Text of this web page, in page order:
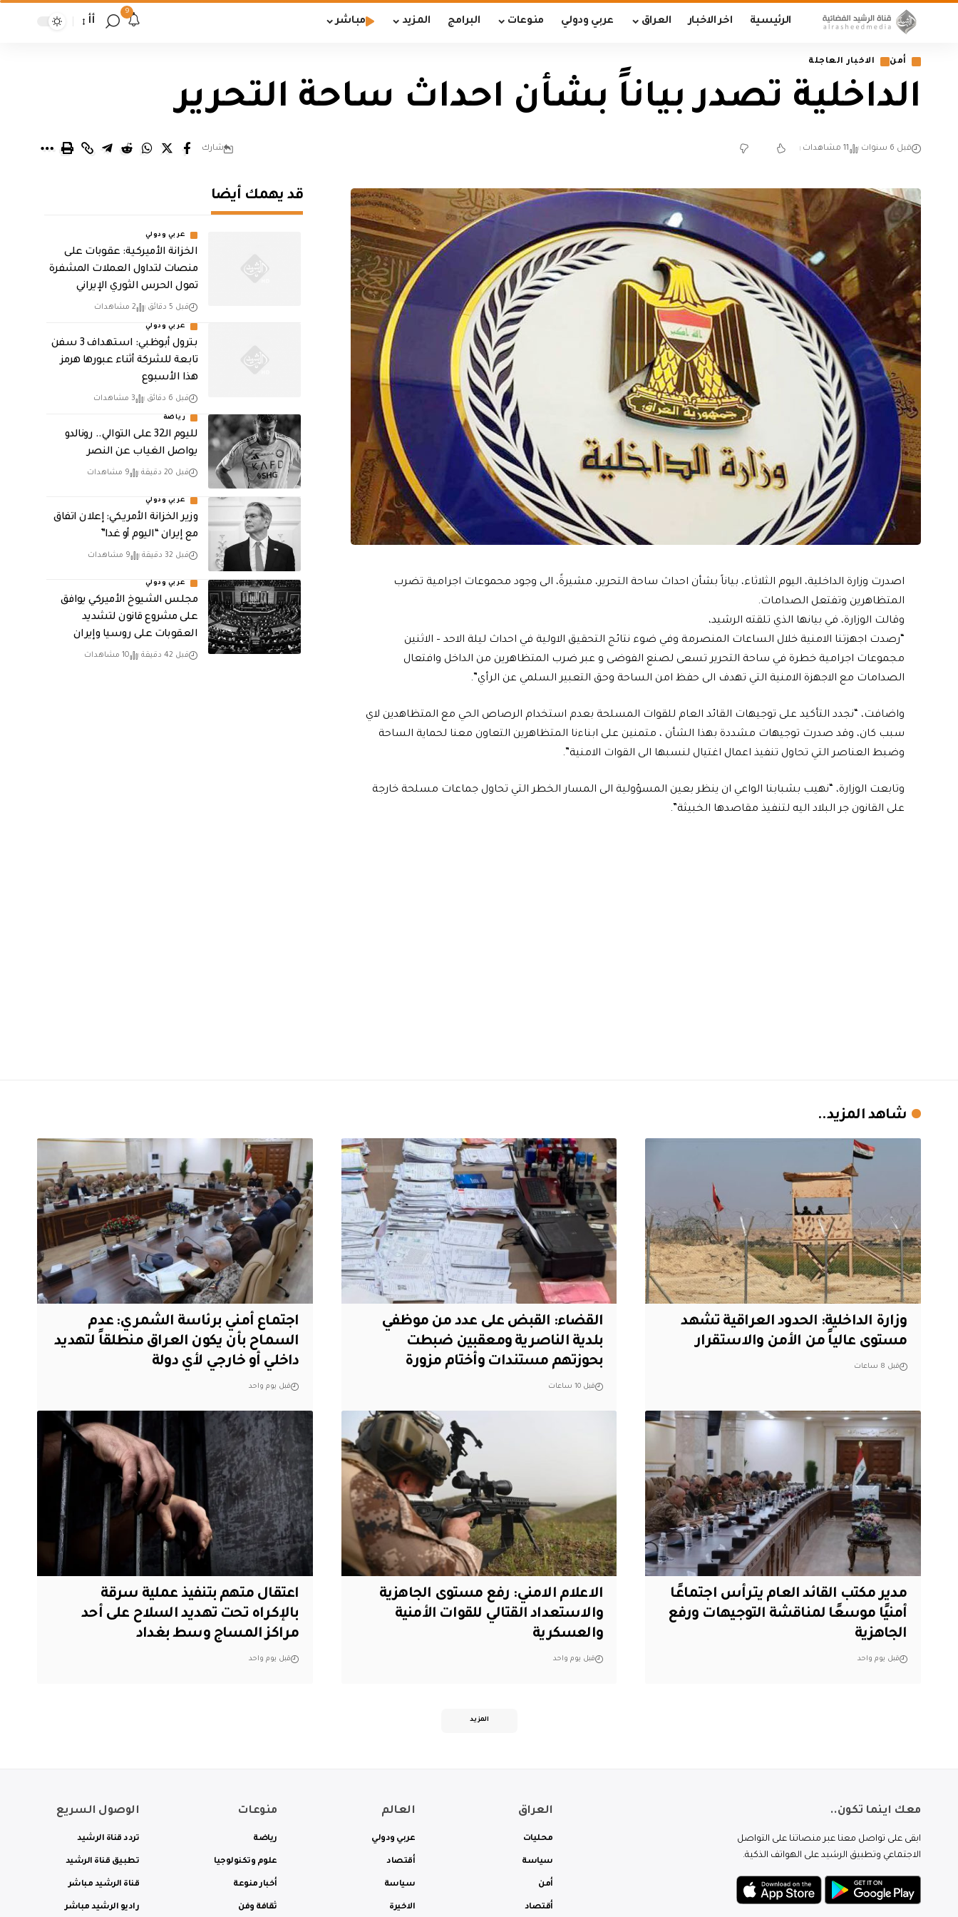
الرئيسية اخر الاخبار العراق عربي ودولي منوعات البرامج المزيد مباشر
9
أأ
أمن الاخبار العاجلة
الداخلية تصدر بياناً بشأن احداث ساحة التحرير
قبل 6 سنوات 11 مشاهدات شارك
اصدرت وزارة الداخلية، اليوم الثلاثاء، بياناً بشأن احداث ساحة التحرير، مشيرةً، الى وجود محموعات اجرامية تضرب
المتظاهرين وتفتعل الصدامات.
وقالت الوزارة، في بيانها الذي تلقته الرشيد،
“رصدت اجهزتنا الامنية خلال الساعات المنصرمة وفي ضوء نتائج التحقيق الاولية في احداث ليلة الاحد – الاثنين
مجموعات اجرامية خطرة في ساحة التحرير تسعى لصنع الفوضى و عبر ضرب المتظاهرين من الداخل وافتعال
الصدامات مع الاجهزة الامنية التي تهدف الى حفظ امن الساحة وحق التعبير السلمي عن الرأي”.
واضافت، “نجدد التأكيد على توجيهات القائد العام للقوات المسلحة بعدم استخدام الرصاص الحي مع المتظاهدين لاي
سبب كان، وقد صدرت توجيهات مشددة بهذا الشأن ، متمنين على ابناءنا المتظاهرين التعاون معنا لحماية الساحة
وضبط العناصر التي تحاول تنفيذ اعمال اغتيال لنسبها الى القوات الامنية”.
وتابعت الوزارة، “نهيب بشبابنا الواعي ان ينظر بعين المسؤولية الى المسار الخطر التي تحاول جماعات مسلحة خارجة
على القانون جر البلاد اليه لتنفيذ مقاصدها الخبيثة”.
قد يهمك أيضا
عربي ودولي
الخزانة الأميركية: عقوبات على
منصات لتداول العملات المشفرة
تمول الحرس الثوري الإيراني
قبل 5 دقائق 2 مشاهدات
عربي ودولي
بترول أبوظبي: استهداف 3 سفن
تابعة للشركة أثناء عبورها هرمز
هذا الأسبوع
قبل 6 دقائق 3 مشاهدات
رياضة
لليوم الـ32 على التوالي.. رونالدو
يواصل الغياب عن النصر
قبل 20 دقيقة 9 مشاهدات
عربي ودولي
وزير الخزانة الأمريكي: إعلان اتفاق
مع إيران “اليوم أو غدا”
قبل 32 دقيقة 9 مشاهدات
عربي ودولي
مجلس الشيوخ الأميركي يوافق
على مشروع قانون لتشديد
العقوبات على روسيا وإيران
قبل 42 دقيقة 10 مشاهدات
شاهد المزيد..
وزارة الداخلية: الحدود العراقية تشهد
مستوى عالياً من الأمن والاستقرار
قبل 8 ساعات
القضاء: القبض على عدد من موظفي
بلدية الناصرية ومعقبين ضبطت
بحوزتهم مستندات وأختام مزورة
قبل 10 ساعات
اجتماع أمني برئاسة الشمري: عدم
السماح بأن يكون العراق منطلقاً لتهديد
داخلي أو خارجي لأي دولة
قبل يوم واحد
مدير مكتب القائد العام يترأس اجتماعًا
أمنيًا موسعًا لمناقشة التوجيهات ورفع
الجاهزية
قبل يوم واحد
الاعلام الامني: رفع مستوى الجاهزية
والاستعداد القتالي للقوات الأمنية
والعسكرية
قبل يوم واحد
اعتقال متهم بتنفيذ عملية سرقة
بالإكراه تحت تهديد السلاح على أحد
مراكز المساج وسط بغداد
قبل يوم واحد
المزيد
معك اينما تكون..
ابقى على تواصل معنا عبر منصاتنا على التواصل
الاجتماعي وتطبيق الرشيد على الهواتف الذكية.
العراق
محليات
سياسة
أمن
أقتصاد
العالم
عربي ودولي
أقتصاد
سياسة
الاخيرة
منوعات
رياضة
علوم وتكنولوجيا
أخبار منوعة
ثقافة وفن
الوصول السريع
تردد قناة الرشيد
تطبيق قناة الرشيد
قناة الرشيد مباشر
راديو الرشيد مباشر